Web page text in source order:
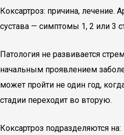
Коксартроз: причина, лечение.
сустава — симптомы 1, 2 или 3
Патология не развивается
начальным проявлением
может пройти не один год,
стадии переходит во вторую.
Коксартроз подразделяются на: